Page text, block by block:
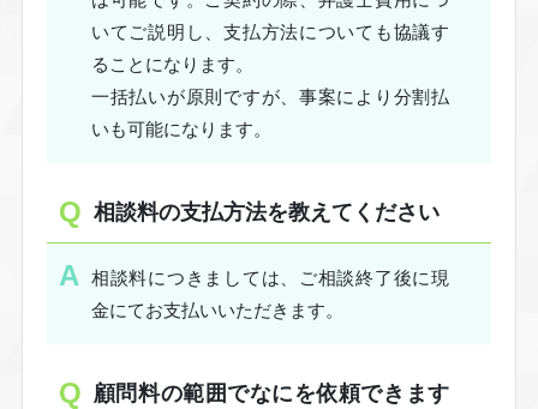
いてご説明し、支払方法についても協議す
ることになります。
一括払いが原則ですが、事案により分割払
いも可能になります。
相談料の支払方法を教えてください
相談料につきましては、ご相談終了後に現
金にてお支払いいただきます。
顧問料の範囲でなにを依頼できます